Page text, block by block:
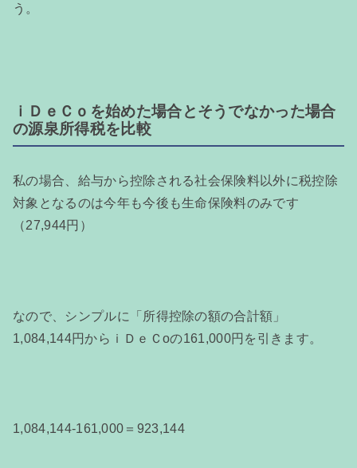
う。
ｉＤｅＣｏを始めた場合とそうでなかった場合
の源泉所得税を比較
私の場合、給与から控除される社会保険料以外に税控除
対象となるのは今年も今後も生命保険料のみです
（27,944円）
なので、シンプルに「所得控除の額の合計額」
1,084,144円からｉＤｅＣoの161,000円を引きます。
1,084,144-161,000＝923,144